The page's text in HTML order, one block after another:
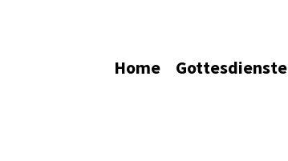
Home Gottesdienste